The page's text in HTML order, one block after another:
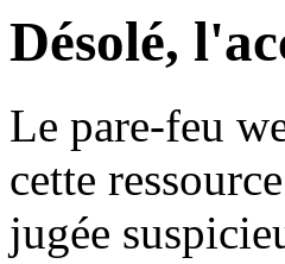
Désolé,
Le pare-feu
cette
jugée